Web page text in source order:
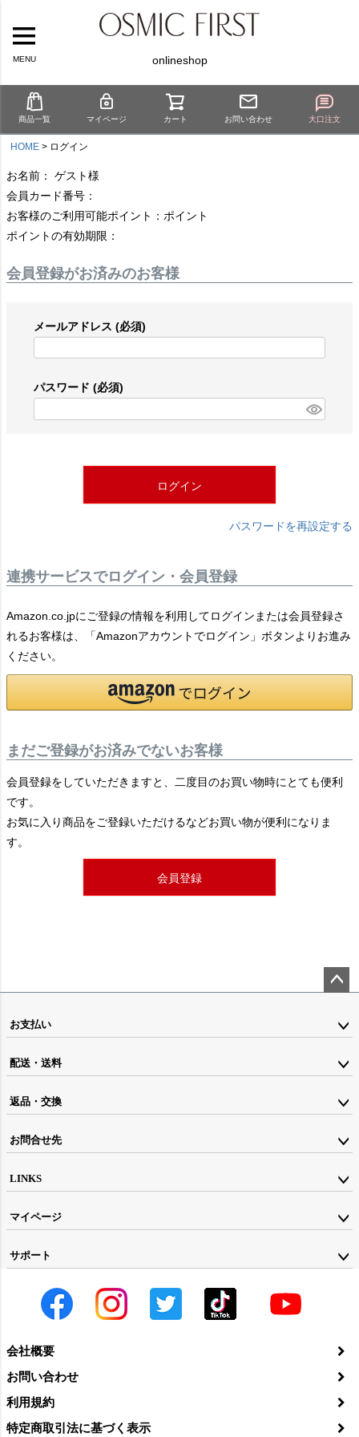
MENU onlineshop
商品一覧 マイページ カート お問い合わせ 大口注文
HOME ログイン
お名前： ゲスト様
会員カード番号：
お客様のご利用可能ポイント：ポイント
ポイントの有効期限：
会員登録がお済みのお客様
メールアドレス (必須)
パスワード (必須)
ログイン
パスワードを再設定する
連携サービスでログイン・会員登録
Amazon.co.jpにご登録の情報を利用してログインまたは会員登録さ
れるお客様は、「Amazonアカウントでログイン」ボタンよりお進み
ください。
まだご登録がお済みでないお客様
会員登録をしていただきますと、二度目のお買い物時にとても便利
です。
お気に入り商品をご登録いただけるなどお買い物が便利になりま
す。
会員登録
ジト
お支払い
配送・送料
返品・交換
お問合せ先
LINKS
マイページ
サポート
会社概要
お問い合わせ
利用規約
特定商取引法に基づく表示